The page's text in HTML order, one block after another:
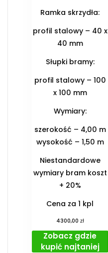
Ramka skrzydła:
profil stalowy – 40 x
40 mm
Słupki bramy:
profil stalowy – 100
x 100 mm
Wymiary:
szerokość – 4,00 m
wysokość – 1,50 m
Niestandardowe
wymiary bram koszt
+ 20%
Cena za 1 kpl
4300,00 zł
Zobacz gdzie
kupić najtaniej